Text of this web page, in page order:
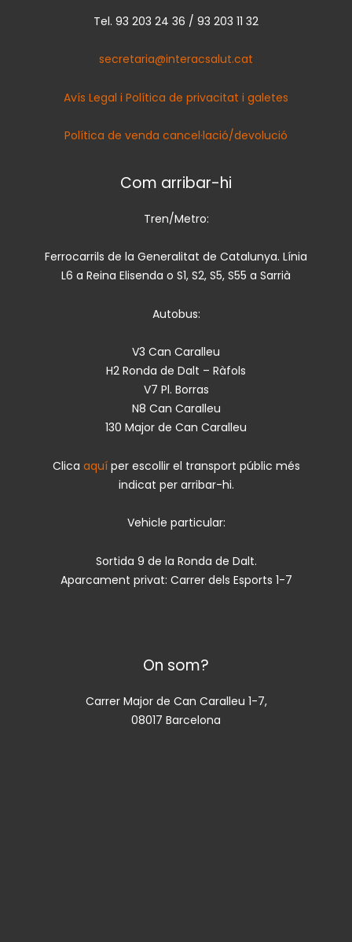
Tel. 93 203 24 36 / 93 203 11 32
secretaria@interacsalut.cat
Avís Legal i Política de privacitat i galetes
Política de venda cancel·lació/devolució
Com arribar-hi
Tren/Metro:
Ferrocarrils de la Generalitat de Catalunya. Línia
L6 a Reina Elisenda o S1, S2, S5, S55 a Sarrià
Autobus:
V3 Can Caralleu
H2 Ronda de Dalt – Ràfols
V7 Pl. Borras
N8 Can Caralleu
130 Major de Can Caralleu
Clica aquí per escollir el transport públic més
indicat per arribar-hi.
Vehicle particular:
Sortida 9 de la Ronda de Dalt.
Aparcament privat: Carrer dels Esports 1-7
On som?
Carrer Major de Can Caralleu 1-7,
08017 Barcelona